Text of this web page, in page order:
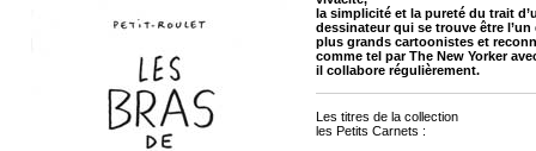
la simplicité et la pureté du trait
dessinateur qui se trouve être l’un
plus grands cartoonistes et
comme tel par The New Yorker
il collabore régulièrement.
Les titres de la collection
les Petits Carnets :